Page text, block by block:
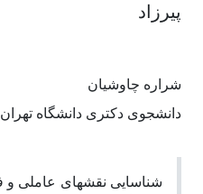
پیرزاد
شراره چاوشیان
دانشجوی دکتری دانشگاه تهران
شناسایی نقشهای عاملی و